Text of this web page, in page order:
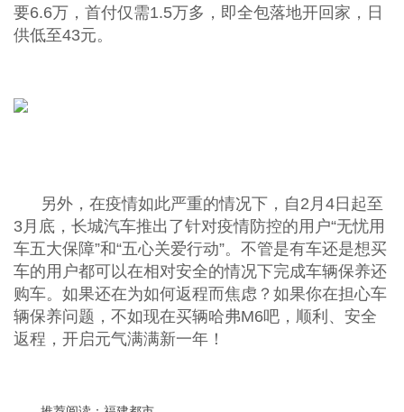
要6.6万，首付仅需1.5万多，即全包落地开回家，日
供低至43元。
另外，在疫情如此严重的情况下，自2月4日起至
3月底，长城汽车推出了针对疫情防控的用户“无忧用
车五大保障”和“五心关爱行动”。不管是有车还是想买
车的用户都可以在相对安全的情况下完成车辆保养还
购车。如果还在为如何返程而焦虑？如果你在担心车
辆保养问题，不如现在买辆哈弗M6吧，顺利、安全
返程，开启元气满满新一年！